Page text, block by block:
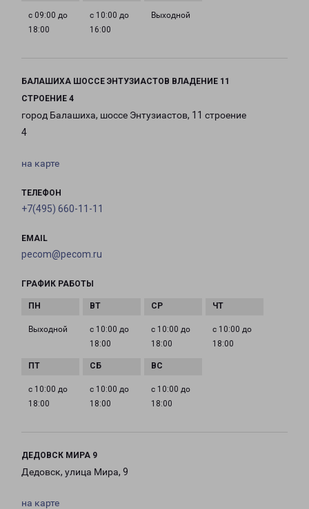
с 09:00 до
18:00
с 10:00 до
16:00
Выходной
БАЛАШИХА ШОССЕ ЭНТУЗИАСТОВ ВЛАДЕНИЕ 11
СТРОЕНИЕ 4
город Балашиха, шоссе Энтузиастов, 11 строение
4
на карте
ТЕЛЕФОН
+7(495) 660-11-11
EMAIL
pecom@pecom.ru
ГРАФИК РАБОТЫ
Выходной
с 10:00 до
18:00
с 10:00 до
18:00
с 10:00 до
18:00
с 10:00 до
18:00
с 10:00 до
18:00
с 10:00 до
18:00
ДЕДОВСК МИРА 9
Дедовск, улица Мира, 9
на карте